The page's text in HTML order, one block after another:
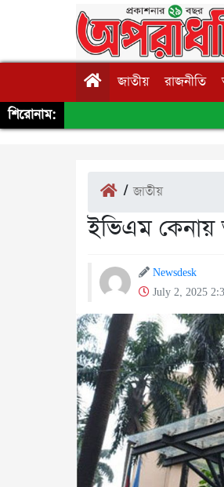
জাতীয় রাজনীতি
শিরোনাম:
/জাতীয়
ইভিএম কেনায়
Newsdesk
July 2, 2025